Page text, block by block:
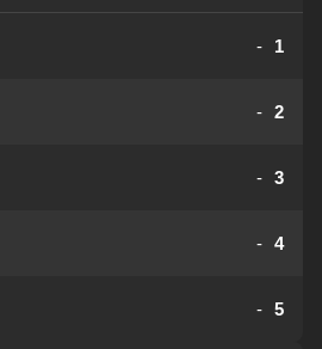
1
-
2
-
3
-
4
-
5
-